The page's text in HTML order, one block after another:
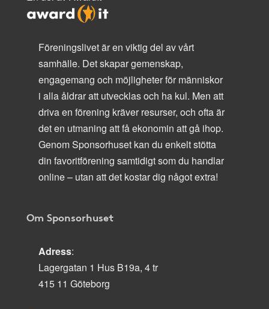
Föreningslivet är en viktig del av vårt
samhälle. Det skapar gemenskap,
engagemang och möjligheter för människor
i alla åldrar att utvecklas och ha kul. Men att
driva en förening kräver resurser, och ofta är
det en utmaning att få ekonomin att gå ihop.
Genom Sponsorhuset kan du enkelt stötta
din favoritförening samtidigt som du handlar
online – utan att det kostar dig något extra!
Om Sponsorhuset
Adress:
Lagergatan 1 Hus B19a, 4 tr
415 11 Göteborg